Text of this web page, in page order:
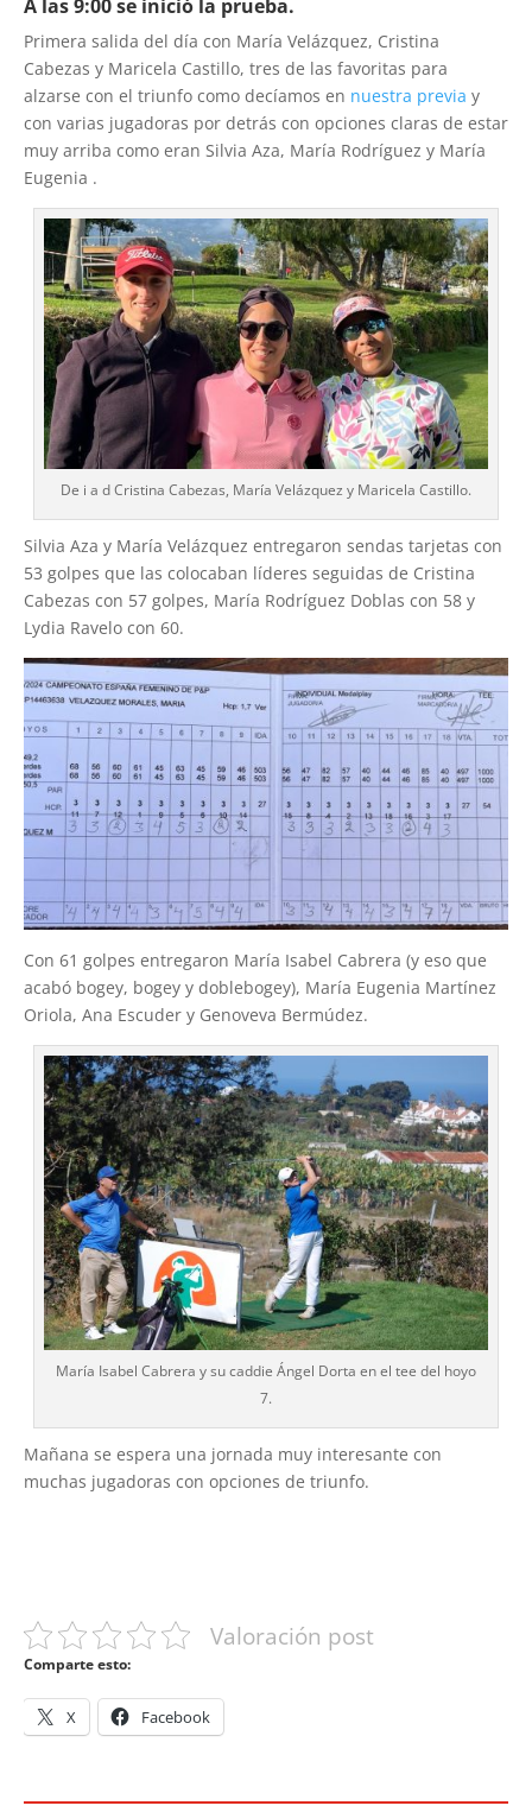
A las 9:00 se inició la prueba.
Primera salida del día con María Velázquez, Cristina
Cabezas y Maricela Castillo, tres de las favoritas para
alzarse con el triunfo como decíamos en nuestra previa y
con varias jugadoras por detrás con opciones claras de estar
muy arriba como eran Silvia Aza, María Rodríguez y María
Eugenia .
De i a d Cristina Cabezas, María Velázquez y Maricela Castillo.
Silvia Aza y María Velázquez entregaron sendas tarjetas con
53 golpes que las colocaban líderes seguidas de Cristina
Cabezas con 57 golpes, María Rodríguez Doblas con 58 y
Lydia Ravelo con 60.
Con 61 golpes entregaron María Isabel Cabrera (y eso que
acabó bogey, bogey y doblebogey), María Eugenia Martínez
Oriola, Ana Escuder y Genoveva Bermúdez.
María Isabel Cabrera y su caddie Ángel Dorta en el tee del hoyo
7.
Mañana se espera una jornada muy interesante con
muchas jugadoras con opciones de triunfo.
Valoración post
Comparte esto:
X Facebook